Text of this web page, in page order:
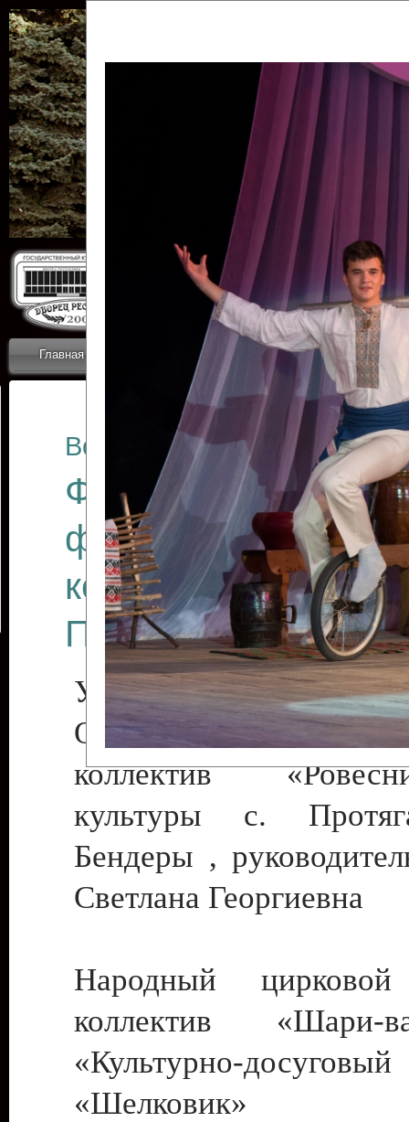
Главная Коллективы Новости
ОТЧЕТЫ ГКЦ
Все отчеты
Финал
фестиваля
коллективов
Приднестровского
Участники фестиваля:
Образцовый
коллектив
культуры с.
Бендеры ,
Светлана Георгиевна
Народный цирковой
коллектив
«Культурно-
«Шелковик»